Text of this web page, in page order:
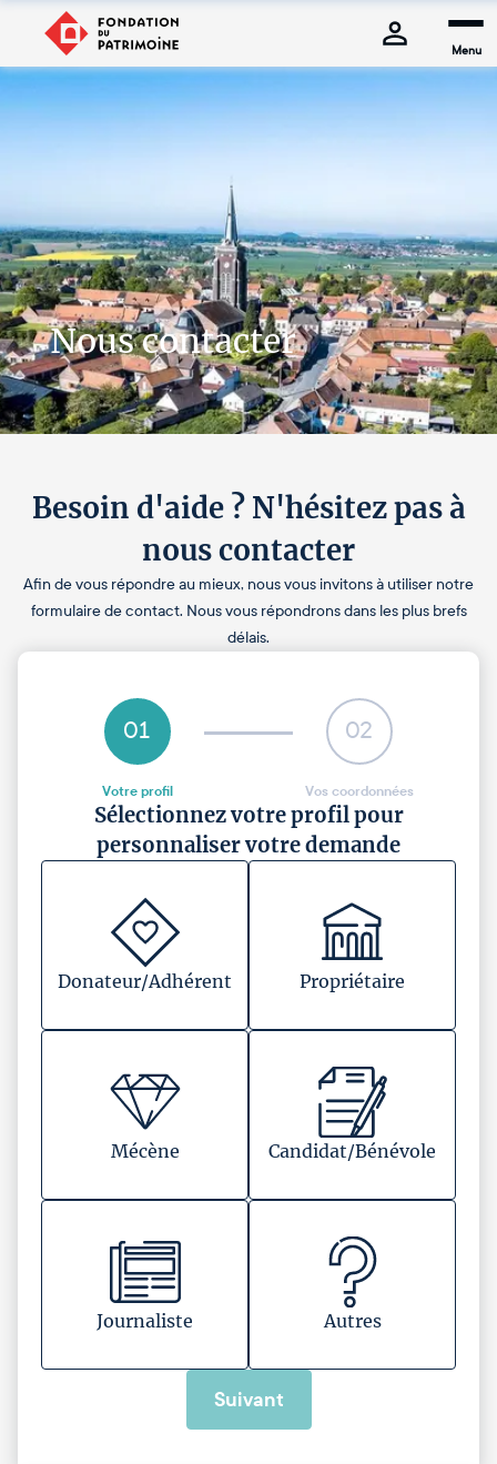
Menu
Nous contacter
Besoin d'aide ? N'hésitez pas à
nous contacter
Afin de vous répondre au mieux, nous vous invitons à utiliser notre
formulaire de contact. Nous vous répondrons dans les plus brefs
délais.
01
Votre profil
02
Vos coordonnées
Sélectionnez votre profil pour
personnaliser votre demande
Donateur/Adhérent Propriétaire
Mécène Candidat/Bénévole
Journaliste Autres
Suivant